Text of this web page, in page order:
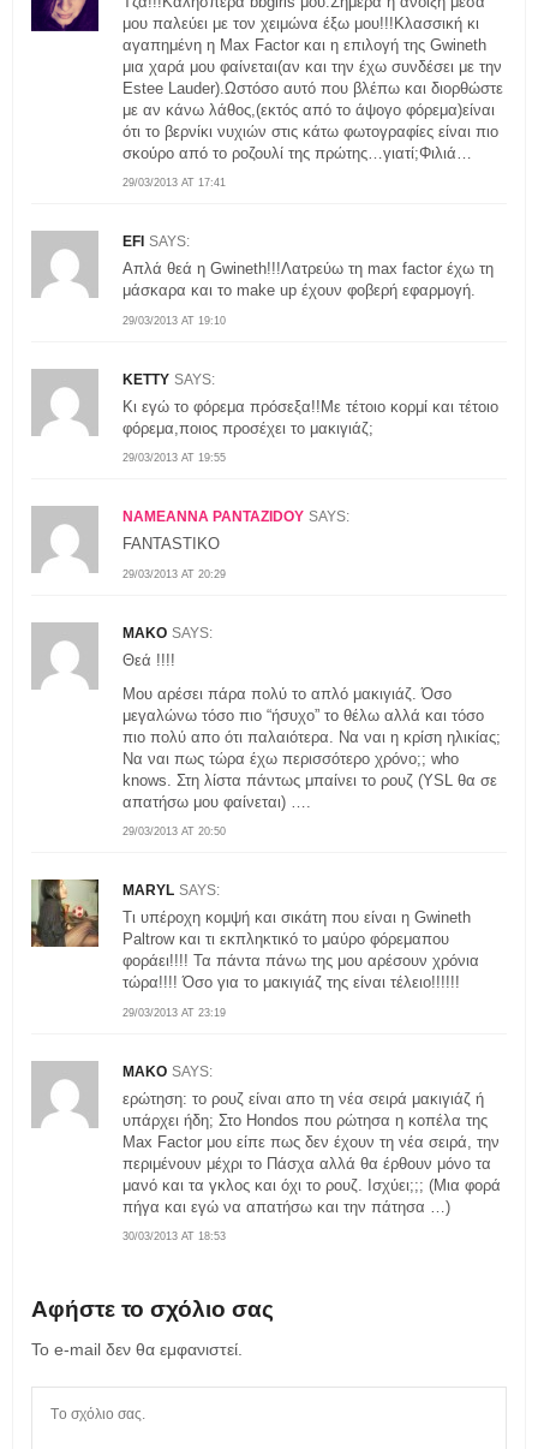
29/03/2013 AT 17:41
μου παλεύει με τον χειμώνα έξω μου!!!Κλασσική κι
αγαπημένη η Max Factor και η επιλογή της Gwineth
μια χαρά μου φαίνεται(αν και την έχω συνδέσει με την
Estee Lauder).Ωστόσο αυτό που βλέπω και διορθώστε
με αν κάνω λάθος,(εκτός από το άψογο φόρεμα)είναι
ότι το βερνίκι νυχιών στις κάτω φωτογραφίες είναι πιο
σκούρο από το ροζουλί της πρώτης…γιατί;Φιλιά…
EFI SAYS:
29/03/2013 AT 19:10
Απλά θεά η Gwineth!!!Λατρεύω τη max factor έχω τη
μάσκαρα και το make up έχουν φοβερή εφαρμογή.
KETTY SAYS:
29/03/2013 AT 19:55
Κι εγώ το φόρεμα πρόσεξα!!Με τέτοιο κορμί και τέτοιο
φόρεμα,ποιος προσέχει το μακιγιάζ;
NAMEANNA PANTAZIDOY SAYS:
29/03/2013 AT 20:29
FANTASTIKO
MAKO SAYS:
29/03/2013 AT 20:50
Θεά !!!!
Μου αρέσει πάρα πολύ το απλό μακιγιάζ. Όσο
μεγαλώνω τόσο πιο “ήσυχο” το θέλω αλλά και τόσο
πιο πολύ απο ότι παλαιότερα. Να ναι η κρίση ηλικίας;
Να ναι πως τώρα έχω περισσότερο χρόνο;; who
knows. Στη λίστα πάντως μπαίνει το ρουζ (YSL θα σε
απατήσω μου φαίνεται) ….
MARYL SAYS:
29/03/2013 AT 23:19
Τι υπέροχη κομψή και σικάτη που είναι η Gwineth
Paltrow και τι εκπληκτικό το μαύρο φόρεμαπου
φοράει!!!! Τα πάντα πάνω της μου αρέσουν χρόνια
τώρα!!!! Όσο για το μακιγιάζ της είναι τέλειο!!!!!!
MAKO SAYS:
30/03/2013 AT 18:53
ερώτηση: το ρουζ είναι απο τη νέα σειρά μακιγιάζ ή
υπάρχει ήδη; Στο Hondos που ρώτησα η κοπέλα της
Max Factor μου είπε πως δεν έχουν τη νέα σειρά, την
περιμένουν μέχρι το Πάσχα αλλά θα έρθουν μόνο τα
μανό και τα γκλος και όχι το ρουζ. Ισχύει;;; (Μια φορά
πήγα και εγώ να απατήσω και την πάτησα …)
Αφήστε το σχόλιο σας
Το e-mail δεν θα εμφανιστεί.